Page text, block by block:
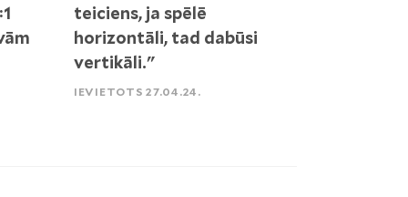
teiciens, ja spēlē
horizontāli, tad dabūsi
vertikāli."
IEVIETOTS 27.04.24.